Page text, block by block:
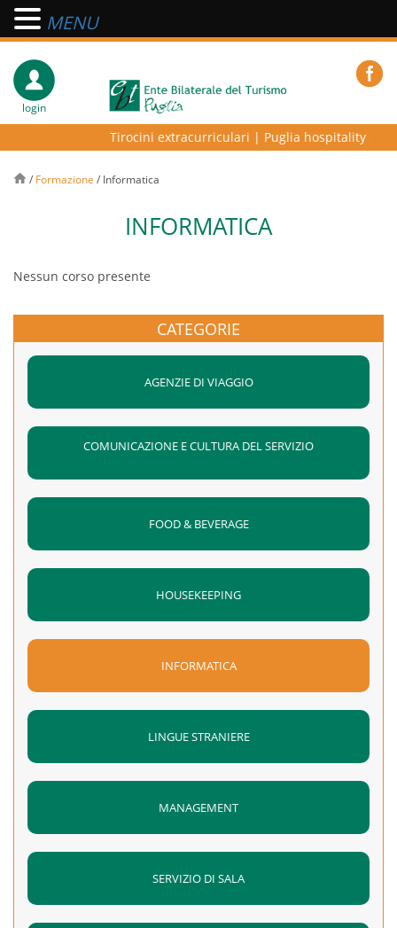
login
Tirocini extracurriculari| Puglia hospitality lab
/ Formazione / Informatica
INFORMATICA
Nessun corso presente
CATEGORIE
AGENZIE DI VIAGGIO
COMUNICAZIONE E CULTURA DEL SERVIZIO
FOOD & BEVERAGE
HOUSEKEEPING
INFORMATICA
LINGUE STRANIERE
MANAGEMENT
SERVIZIO DI SALA
MENU